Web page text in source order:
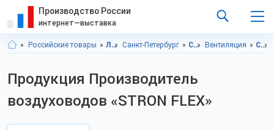
Производство России
интернет—выставка
Российские товары Ленинградская область Санкт-Петербург Строительство и ремонт Вентиляция Строительство и ремонт, Ленинградская область
Продукция Производитель
воздуховодов «STRON FLEX»